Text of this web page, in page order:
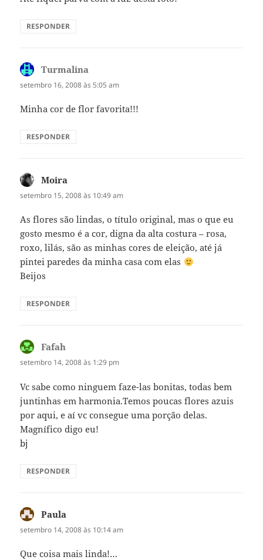
RESPONDER
Turmalina
setembro 16, 2008 às 5:05 am
Minha cor de flor favorita!!!
RESPONDER
Moira
setembro 15, 2008 às 10:49 am
As flores são lindas, o título original, mas o que eu
gosto mesmo é a cor, digna da alta costura – rosa,
roxo, lilás, são as minhas cores de eleição, até já
pintei paredes da minha casa com elas
Beijos
RESPONDER
Fafah
setembro 14, 2008 às 1:29 pm
Vc sabe como ninguem faze-las bonitas, todas bem
juntinhas em harmonia.Temos poucas flores azuis
por aqui, e aí vc consegue uma porção delas.
Magnífico digo eu!
bj
RESPONDER
Paula
setembro 14, 2008 às 10:14 am
Que coisa mais linda!…